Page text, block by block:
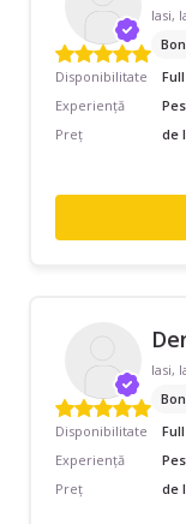
Iasi,
Disponibilitate
Experiență
Preț
de
Iasi,
Disponibilitate
Experiență
Preț
de